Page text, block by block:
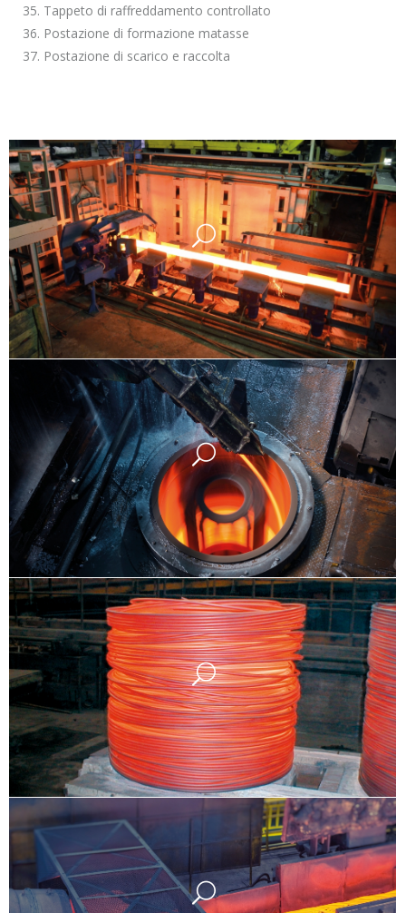
35. Tappeto di raffreddamento controllato
36. Postazione di formazione matasse
37. Postazione di scarico e raccolta